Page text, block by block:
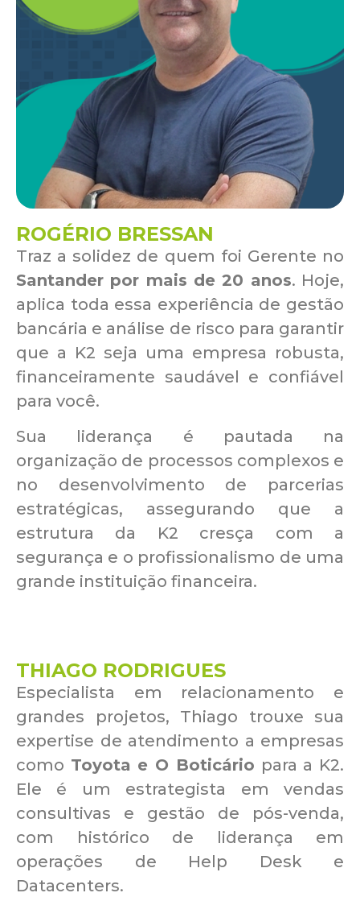
ROGÉRIO BRESSAN
Traz a solidez de quem foi Gerente no
Santander por mais de 20 anos. Hoje,
aplica toda essa experiência de gestão
bancária e análise de risco para garantir
que a K2 seja uma empresa robusta,
financeiramente saudável e confiável
para você.
Sua liderança é pautada na
organização de processos complexos e
no desenvolvimento de parcerias
estratégicas, assegurando que a
estrutura da K2 cresça com a
segurança e o profissionalismo de uma
grande instituição financeira.
THIAGO RODRIGUES
Especialista em relacionamento e
grandes projetos, Thiago trouxe sua
expertise de atendimento a empresas
como Toyota e O Boticário para a K2.
Ele é um estrategista em vendas
consultivas e gestão de pós-venda,
com histórico de liderança em
operações de Help Desk e
Datacenters.